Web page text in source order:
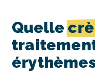
Quelle